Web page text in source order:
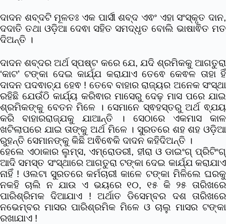
ଦାଦନ ଶବ୍ଦଟି ମୂଳତଃ ଏକ ପାର୍ସୀ ଶବ୍ଦ ଏଵଂ ଏହା ସଂସ୍କୃତ ଦାନ,
ଦଦାତି ତଥା ଓଡ଼ିଆ ଦେଵା ସହିତ ସମଦ୍ଧୃତ ବୋଲି ଭାଷାଵିତ ମତ
ଦିଅନ୍ତି ।
ଦାଦନ ଶବ୍ଦର ଅର୍ଥ ସ୍ପଷ୍ଟ କରେ ଯେ, ଯଦି ଶ୍ରମିକକୁ ଆଗତୁରା
‘କାଟ’ ଟଙ୍କା ଦେଇ କାର୍ଯ୍ଯ କରାଯାଏ ତେଵେ କେଵଳ ତାହା ହିଁ
ଦାଦନ ପଦଵାଚ୍ଯ ହେଵ ! ତେବେ ବାହାର ରାଜ୍ୟର ଅନେକ ସଂସ୍ଥା
ରହିଛି ଯେଉଁଠି କାର୍ଯ୍ୟ କରିଵାର ମାସେରୁ ଦେଢ଼ ମାସ ପରେ ଯାଇ
ଶ୍ରମିକଙ୍କୁ ବେତନ ମିଳେ । ସେମାନେ ସ୍ଵହସ୍ତରୁ ଅର୍ଥ ଵ୍ଯୟ
କରି ବାହାରରାଜ୍ଯକୁ ଯାଆନ୍ତି । ସେଠାରେ ଏକମାସ କାଳ
ଖଟିଲାପରେ ଯାଇ ତାଙ୍କୁ ଅର୍ଥ ମିଳେ । ସୁରତରେ ଶହ ଶହ ଓଡ଼ିଆ
ରୁହନ୍ତି ସେମାନଙ୍କୁ କିଛି ଅଵିଵେକି ଦାଦନ କହିଦିଅନ୍ତି ।
ହେଲେ ଏଠାକାର ଲୁମ୍ସ, ଏମ୍ରୋଡରୀ, ହୀରା ଓ ଡାଇଂଗ୍ ପ୍ରିଟିଂଗ୍
ଆଦି ସମସ୍ତ ସଂସ୍ଥାରେ ଆଗତୁରା ଟଙ୍କା ଦେଇ କାର୍ଯ୍ଯ କରାଯାଏ
ନାହିଁ ! ଓଲଟା ସୁରତରେ କର୍ମଚାରୀ କାଳେ ଟଙ୍କା ମିଳିଲେ ଘରକୁ
ନକହି ଚାଲି ନ ଯାଉ ଏ ଭୟରେ ୧୦, ୧୫ କି ୨୫ ତାରିଖରେ
ପାରିଶ୍ରିମକ ଦିଆଯାଏ ! ଅର୍ଥାତ ଡିସେମ୍ବର ଦଶ ତାରିଖରେ
ନଭେମ୍ବର ମାସର ପାରିଶ୍ରମିକ ମିଳେ ଓ ଚାଲୁ ମାସର ଟଙ୍କା
ରଖାଯାଏ !